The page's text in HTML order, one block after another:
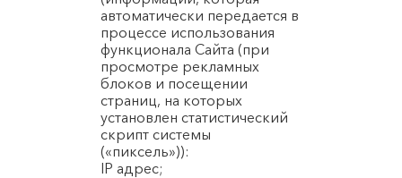
автоматически передается в
процессе использования
функционала Сайта (при
просмотре рекламных
блоков и посещении
страниц, на которых
установлен статистический
скрипт системы
(«пиксель»)):
IP адрес;